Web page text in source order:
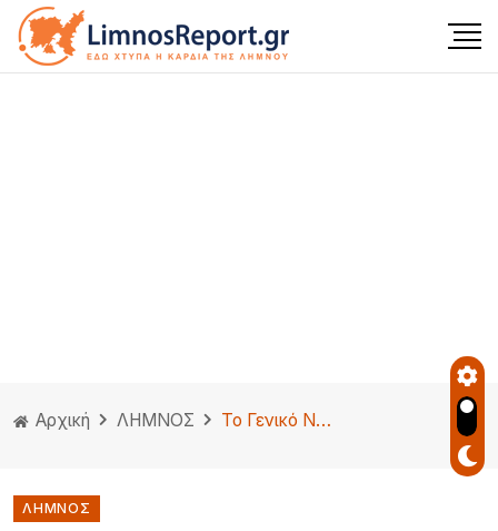
Αρχική ΛΗΜΝΟΣ To Γενικό Νοσοκομείο-Κέντρο Υγείας Λήμνου αναζητά συνεργασία με ιδιώτη ιατρό Καρδιολόγο..
ΛΗΜΝΟΣ